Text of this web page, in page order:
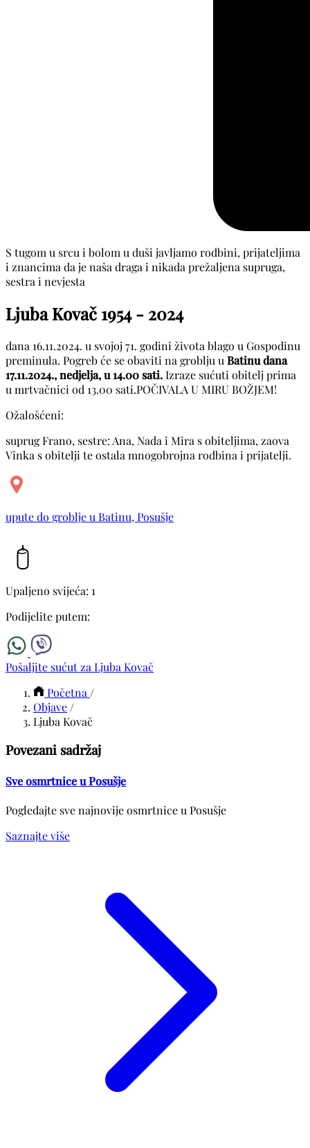
S tugom u srcu i bolom u duši javljamo rodbini, prijateljima
i znancima da je naša draga i nikada prežaljena supruga,
sestra i nevjesta
Ljuba Kovač 1954 - 2024
dana 16.11.2024. u svojoj 71. godini života blago u Gospodinu
preminula. Pogreb će se obaviti na groblju u Batinu dana
17.11.2024., nedjelja, u 14.00 sati.Izraze sućuti obitelj prima
u mrtvačnici od 13.00 sati.POČIVALA U MIRU BOŽJEM!
Ožalošćeni:
suprug Frano, sestre: Ana, Nada i Mira s obiteljima, zaova
Vinka s obitelji te ostala mnogobrojna rodbina i prijatelji.
upute do groblje u Batinu, Posušje
Upaljeno svijeća: 1
Podijelite putem:
Pošaljite sućut za Ljuba Kovač
Početna /
Objave /
Ljuba Kovač
Povezani sadržaj
Sve osmrtnice u Posušje
Pogledajte sve najnovije osmrtnice u Posušje
Saznajte više